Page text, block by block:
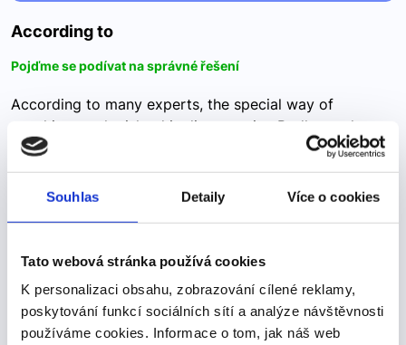
Souhlas Detaily Více o cookies
Tato webová stránka používá cookies
K personalizaci obsahu, zobrazování cílené reklamy,
poskytování funkcí sociálních sítí a analýze návštěvnosti
používáme cookies. Informace o tom, jak náš web
According to
Pojďme se podívat na správné řešení
According to many experts, the special way of
speaking on the island is disappearing.Podle mnoha
odborníků se zvláštní způsob mluvy na ostrově vytrácí.
63 A) for B) to C) — Tady moc věcí…
"eksplorar"
Prozkoumat -->